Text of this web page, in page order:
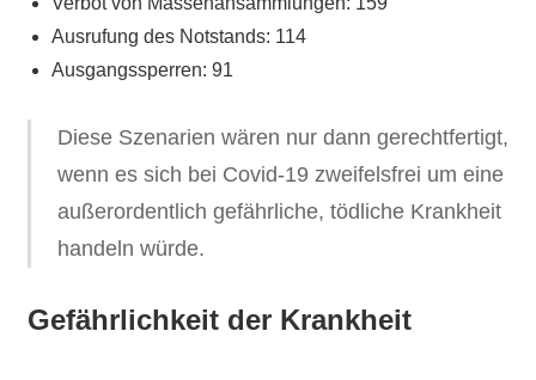
Ausrufung des Notstands: 114
Ausgangssperren: 91
Diese Szenarien wären nur dann gerechtfertigt,
wenn es sich bei Covid-19 zweifelsfrei um eine
außerordentlich gefährliche, tödliche Krankheit
handeln würde.
Gefährlichkeit der Krankheit